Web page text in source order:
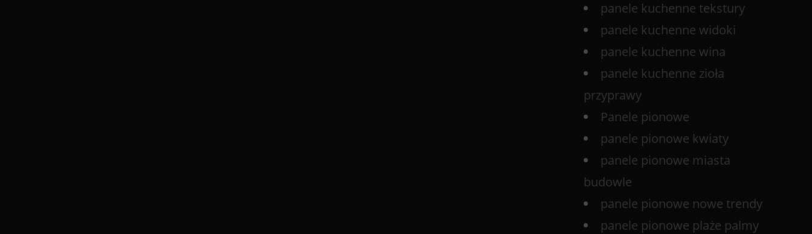
panele kuchenne tekstury
panele kuchenne widoki
panele kuchenne wina
panele kuchenne zioła
przyprawy
Panele pionowe
panele pionowe kwiaty
panele pionowe miasta
budowle
panele pionowe nowe trendy
panele pionowe plaże palmy